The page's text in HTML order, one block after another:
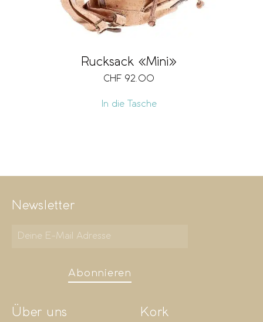
Rucksack «Mini»
CHF 92.00
In die Tasche
Newsletter
Abonnieren
Über uns Kork